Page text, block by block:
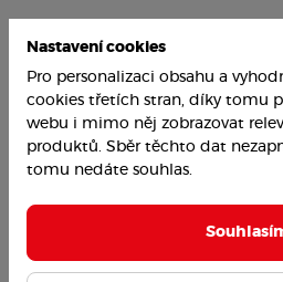
Nejoblíbenější články
Nastavení cookies
Pro personalizaci obsahu a
cookies třetích stran, díky tomu
webu i mimo něj zobrazovat
produktů. Sběr těchto dat
tomu nedáte souhlas.